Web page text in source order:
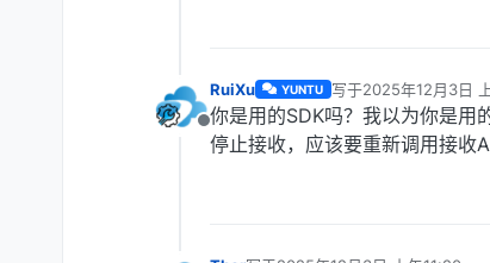
离线
RuiXu YUNTU 写于2025年12月3日
最后由 编辑
你是用的SDK吗？我以为你是用
停止接收，应该要重新调用接收